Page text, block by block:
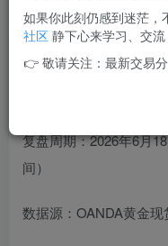
4200关口，最终收于
暴跌194美元，空头主导
复盘周期：2026年6月
间）
数据源：OANDA黄金现
如果你此刻仍感到迷茫，
社区 静下心来学习、交流
👉 敬请关注：最新交易